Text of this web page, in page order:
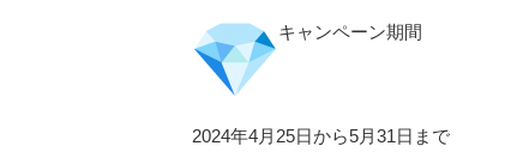
キャンペーン期間
2024年4月25日から5月31日まで